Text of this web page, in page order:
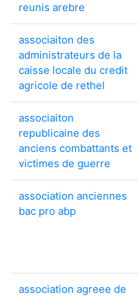
reunis arebre
associaiton des
administrateurs de la
caisse locale du credit
agricole de rethel
associaiton
republicaine des
anciens combattants et
victimes de guerre
association anciennes
bac pro abp
association agreee de